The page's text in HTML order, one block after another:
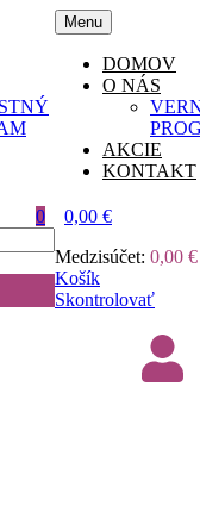
Menu
DOMOV
O NÁS
AKCIE
KONTAKT
0 0,00 €
Medzisúčet: 0,00 €
Košík
Skontrolovať